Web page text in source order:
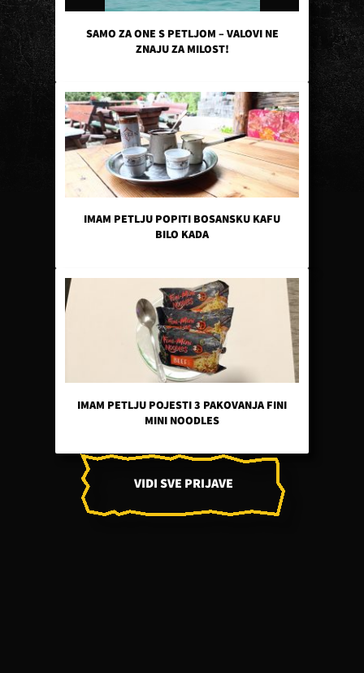
SAMO ZA ONE S PETLJOM – VALOVI NE
ZNAJU ZA MILOST!
IMAM PETLJU POPITI BOSANSKU KAFU
BILO KADA
IMAM PETLJU POJESTI 3 PAKOVANJA FINI
MINI NOODLES
VIDI SVE PRIJAVE